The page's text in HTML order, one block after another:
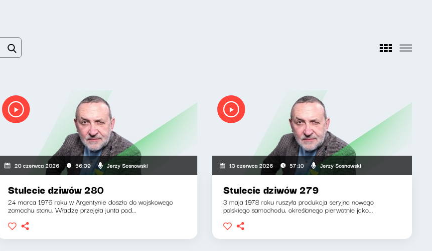
20 czerwca 2026 56:39 Jerzy Sosnowski
Stulecie dziwów 280
24 marca 1976 roku w Argentynie doszło do wojskowego
zamachu stanu. Władzę przejęła junta pod...
13 czerwca 2026 57:10 Jerzy Sosnowski
Stulecie dziwów 279
3 maja 1978 roku ruszyła produkcja seryjna nowego
polskiego samochodu, określanego pierwotnie jako...